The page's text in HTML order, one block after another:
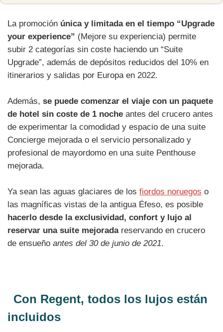
La promoción única y limitada en el tiempo “Upgrade
your experience” (Mejore su experiencia) permite
subir 2 categorías sin coste haciendo un “Suite
Upgrade”, además de depósitos reducidos del 10% en
itinerarios y salidas por Europa en 2022.
Además, se puede comenzar el viaje con un paquete
de hotel sin coste de 1 noche antes del crucero antes
de experimentar la comodidad y espacio de una suite
Concierge mejorada o el servicio personalizado y
profesional de mayordomo en una suite Penthouse
mejorada.
Ya sean las aguas glaciares de los fiordos noruegos o
las magníficas vistas de la antigua Éfeso, es posible
hacerlo desde la exclusividad, confort y lujo al
reservar una suite mejorada reservando en crucero
de ensueño antes del 30 de junio de 2021.
Con Regent, todos los lujos están
incluidos